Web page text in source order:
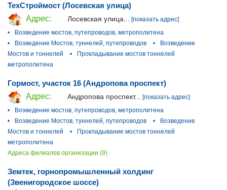
ТехСтроймост (Лосевская улица)
Адрес:
Лосевская улица...
[показать адрес]
•
Возведение мостов, путепроводов, метрополитена
•
Возведение Мостов, туннелей, путепроводов •
Возведение
Мостов и тоннелей
•
Прокладывание мостов тоннелей
метрополитена
Гормост, участок 16 (Андропова проспект)
Адрес:
Андропова проспект...
[показать адрес]
•
Возведение мостов, путепроводов, метрополитена
•
Возведение Мостов, туннелей, путепроводов •
Возведение
Мостов и тоннелей
•
Прокладывание мостов тоннелей
метрополитена
Адреса филиалов организации (9)
Земтек, горнопромышленный холдинг
(Звенигородское шоссе)